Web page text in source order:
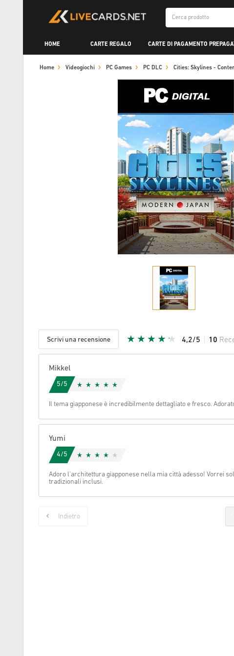
HOME CARTE REGALO CARTE DI PAGAMENTO
Home Videogiochi PC Games PC DLC Cities: Skylines -
Scrivi una recensione 4,2/5 10
Cancella
Mikkel
5/5
Il tema giapponese è incredibilmente dettagliato e fresco.
Yumi
4/5
Adoro l'architettura giapponese nella mia città adesso! Vorrei
tradizionali inclusi.
Indietro